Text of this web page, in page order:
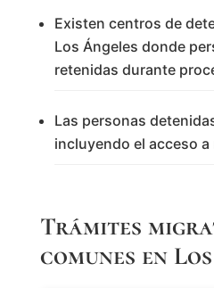
Existen centros de
Los Ángeles donde
retenidas durante
Las personas
incluyendo el acceso
Trámites
comunes en